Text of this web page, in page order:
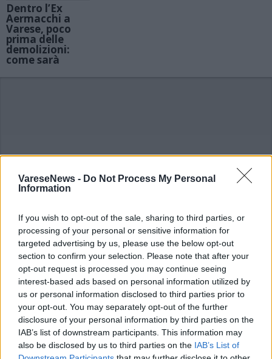
VareseNews - Do Not Process My Personal
Information
If you wish to opt-out of the sale, sharing to third parties, or
processing of your personal or sensitive information for
targeted advertising by us, please use the below opt-out
section to confirm your selection. Please note that after your
opt-out request is processed you may continue seeing
interest-based ads based on personal information utilized by
us or personal information disclosed to third parties prior to
your opt-out. You may separately opt-out of the further
disclosure of your personal information by third parties on the
IAB’s list of downstream participants. This information may
also be disclosed by us to third parties on the IAB’s List of
Dentro l’Ex
Aermacchi a
Varese, poco
prima delle
demolizioni:
come sarà
ADV
ADV